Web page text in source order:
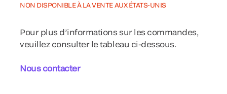
NON DISPONIBLE À LA VENTE AUX ÉTATS-UNIS
Pour plus d’informations sur les commandes,
veuillez consulter le tableau ci-dessous.
Nous contacter